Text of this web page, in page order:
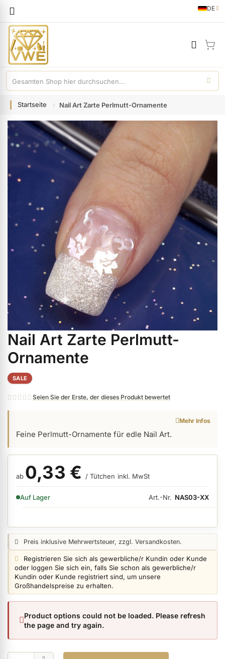
Sprache
DE
German
Weihnachtsmarkt anzeigen
Gel anzeigen
Farbgele anzeigen
Gel Polish anzeigen
Acryl anzeigen
Nagellack & Flüssigkeiten anzeigen
Nagelfeilen, Werkzeuge, Tips & Zubehör anzeigen
Hygiene anzeigen
Skintrix anzeigen
Hand- & Körperpflege anzeigen
Füße & Zehenringe anzeigen
Startseite Nail Art Zarte Perlmutt-Ornamente
Zum
Ende
Bildgalerie
springen
Zum
Anfang
der
Bildgalerie
springen
Nail Art Zarte Perlmutt-
Ornamente
SALE
Seien Sie der Erste, der dieses Produkt bewertet
Mehr Infos
Feine Perlmutt-Ornamente für edle Nail Art.
ab 0,33 € / Tütchen inkl. MwSt
VERFÜGBARKEIT:
Auf Lager Art.-Nr. NAS03-XX
Preisangabe:
Preis inklusive Mehrwertsteuer, zzgl. Versandkosten.
Login info:
Registrieren Sie sich als gewerbliche/r Kundin oder Kunde
oder loggen Sie sich ein, falls Sie schon als gewerbliche/r
Kundin oder Kunde registriert sind, um unsere
Großhandelspreise zu erhalten.
Product options could not be loaded. Please refresh
the page and try again.